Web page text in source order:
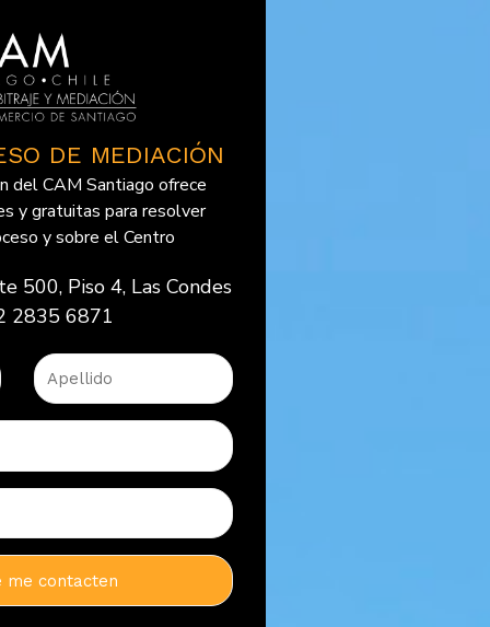
DE MEDIACIÓN
del CAM Santiago ofrece
y gratuitas para resolver
y sobre el Centro
500, Piso 4, Las Condes
2835 6871